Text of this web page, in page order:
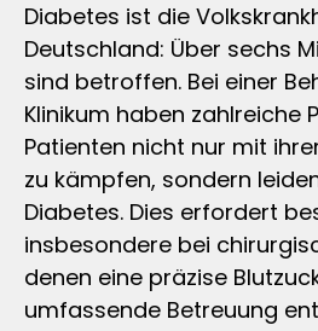
Diabetes ist die
Deutschland: Über sechs
sind betroffen. Bei einer
Klinikum haben zahlreiche
Patienten nicht nur mit
zu kämpfen, sondern
Diabetes. Dies erfordert
insbesondere bei
denen eine präzise
umfassende Betreuung